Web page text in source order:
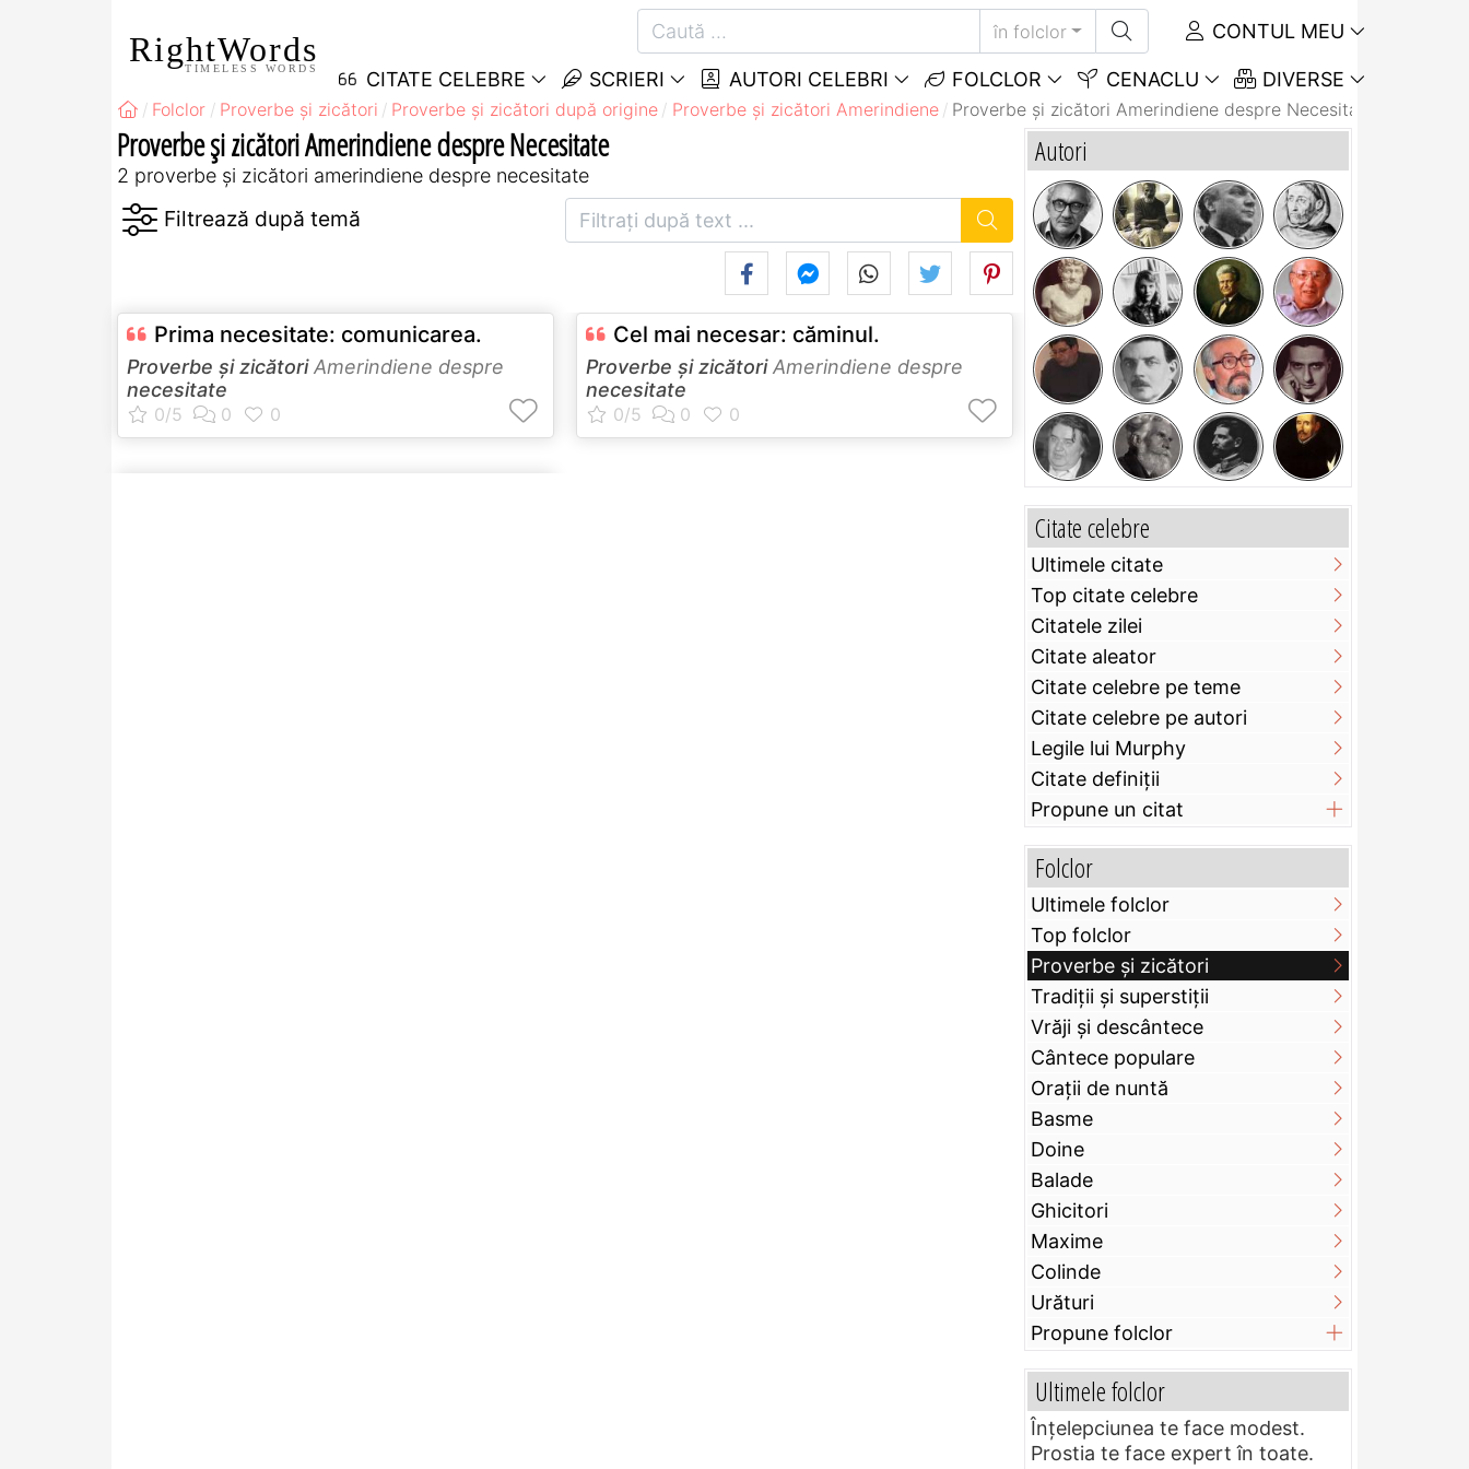
RightWords
TIMELESS WORDS
în folclor CONTUL MEU
CITATE CELEBRE SCRIERI AUTORI CELEBRI FOLCLOR CENACLU DIVERSE
Folclor Proverbe și zicători Proverbe și zicători după origine Proverbe și zicători Amerindiene Proverbe și zicători Amerindiene despre Necesitate
Proverbe și zicători Amerindiene despre Necesitate
2 proverbe și zicători amerindiene despre necesitate
Prima necesitate: comunicarea.
Proverbe și zicătoriAmerindiene despre
necesitate
Cel mai necesar: căminul.
Proverbe și zicătoriAmerindiene despre
necesitate
Autori
Citate celebre
Ultimele citate
Top citate celebre
Citatele zilei
Citate aleator
Citate celebre pe teme
Citate celebre pe autori
Legile lui Murphy
Citate definiţii
Propune un citat
Folclor
Ultimele folclor
Top folclor
Proverbe și zicători
Tradiții și superstiții
Vrăji și descântece
Cântece populare
Orații de nuntă
Basme
Doine
Balade
Ghicitori
Maxime
Colinde
Urături
Propune folclor
Ultimele folclor
Înțelepciunea te face modest.
Prostia te face expert în toate.